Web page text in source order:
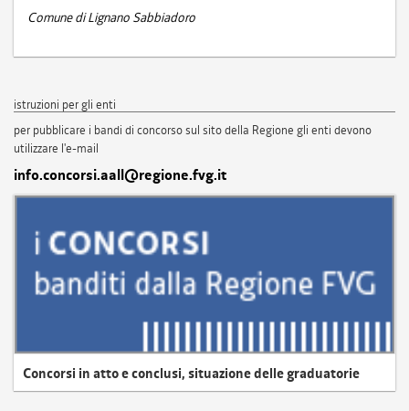
Comune di Lignano Sabbiadoro
istruzioni per gli enti
per pubblicare i bandi di concorso sul sito della Regione gli enti devono
utilizzare l'e-mail
info.concorsi.aall@regione.fvg.it
Concorsi in atto e conclusi, situazione delle graduatorie